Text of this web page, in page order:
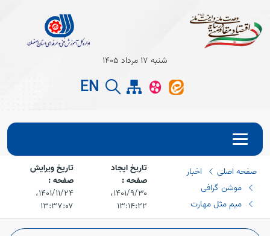
Open
Open
شنبه 17 مرداد 1405
EN
صفحه اصلی
اخبار
موشن گرافی
میم مثل مهارت
تاریخ ایجاد
صفحه :
۱۴۰۱/۹/۳۰،‏
۱۳:۱۴:۲۲
تاریخ ویرایش
صفحه :
۱۴۰۱/۱۱/۲۴،‏
۱۳:۳۷:۰۷